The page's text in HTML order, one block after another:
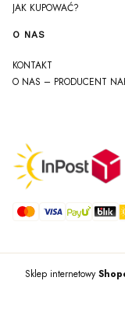
JAK KUPOWAĆ?
O NAS
KONTAKT
O NAS – PRODUCENT
Sklep internetowy